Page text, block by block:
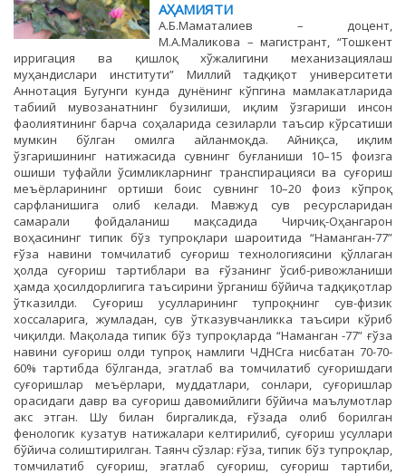
АҲАМИЯТИ
А.Б.Маматалиев – доцент,
М.А.Маликова – магистрант, “Тошкент
ирригация ва қишлоқ хўжалигини механизациялаш
муҳандислари институти” Миллий тадқиқот университети
Аннотация Бугунги кунда дунёнинг кўпгина мамлакатларида
табиий мувозанатнинг бузилиши, иқлим ўзгариши инсон
фаолиятининг барча соҳаларида сезиларли таъсир кўрсатиши
мумкин бўлган омилга айланмоқда. Айниқса, иқлим
ўзгаришининг натижасида сувнинг буғланиши 10–15 фоизга
ошиши туфайли ўсимликларнинг транспирацияси ва суғориш
меъёрларининг ортиши боис сувнинг 10–20 фоиз кўпроқ
сарфланишига олиб келади. Мавжуд сув ресурсларидан
самарали фойдаланиш мақсадида Чирчиқ-Оҳангарон
воҳасининг типик бўз тупроқлари шароитида “Наманган-77”
ғўза навини томчилатиб суғориш технологиясини қўллаган
ҳолда суғориш тартиблари ва ғўзанинг ўсиб-ривожланиши
ҳамда ҳосилдорлигига таъсирини ўрганиш бўйича тадқиқотлар
ўтказилди. Суғориш усулларининг тупроқнинг сув-физик
хоссаларига, жумладан, сув ўтказувчанликка таъсири кўриб
чиқилди. Мақолада типик бўз тупроқларда “Наманган -77” ғўза
навини суғориш олди тупроқ намлиги ЧДНСга нисбатан 70-70-
60% тартибда бўлганда, эгатлаб ва томчилатиб суғоришдаги
суғоришлар меъёрлари, муддатлари, сонлари, суғоришлар
орасидаги давр ва суғориш давомийлиги бўйича маълумотлар
акс этган. Шу билан биргаликда, ғўзада олиб борилган
фенологик кузатув натижалари келтирилиб, суғориш усуллари
бўйича солиштирилган. Таянч сўзлар: ғўза, типик бўз тупроқлар,
томчилатиб суғориш, эгатлаб суғориш, суғориш тартиби,